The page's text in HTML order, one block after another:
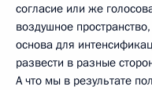
согласие или же
воздушное
основа для
развести в разные
А что мы в результате